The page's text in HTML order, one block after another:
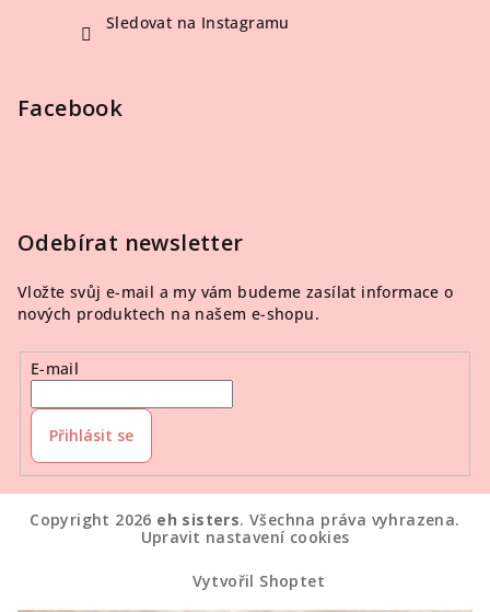
Sledovat na Instagramu
Facebook
Odebírat newsletter
Vložte svůj e-mail a my vám budeme zasílat informace o
nových produktech na našem e-shopu.
E-mail
Přihlásit se
Copyright 2026 eh sisters. Všechna práva vyhrazena.
Upravit nastavení cookies
Vytvořil Shoptet